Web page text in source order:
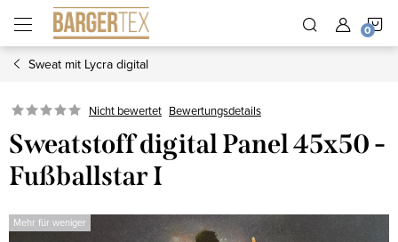
Inhalt
springen
Sweat mit Lycra digital
Nicht bewertet Bewertungsdetails
Sweatstoff digital Panel 45x50 -
Fußballstar I
Mehr für weniger